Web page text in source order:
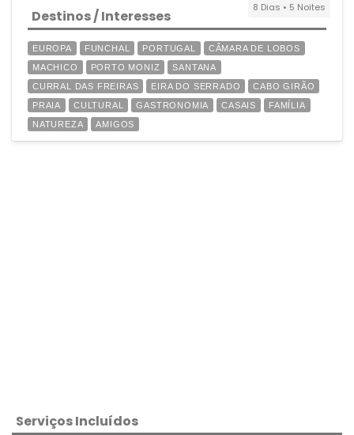
8 Dias • 5 Noites
Destinos / Interesses
EUROPA FUNCHAL PORTUGAL
CÂMARA DE LOBOS
MACHICO
PORTO MONIZ
SANTANA
CURRAL DAS FREIRAS
EIRA DO SERRADO
CABO GIRÃO
PRAIA
CULTURAL GASTRONOMIA CASAIS
FAMÍLIA
NATUREZA
AMIGOS
Serviços Incluídos